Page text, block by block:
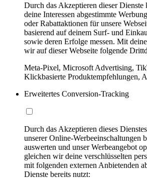
Durch das Akzeptieren dieser
deine Interessen abgestimmte
oder Rabattaktionen für unsere
basierend auf deinem Surf- und
sowie deren Erfolge messen. Mit
wir auf dieser Webseite folgende
Meta-Pixel, Microsoft Advertising,
Klickbasierte Produktempfehlungen,
Erweitertes Conversion-Tracking
Durch das Akzeptieren dieses
unserer Online-Werbeeinschaltungen
auswerten und unser Werbeangebot
gleichen wir deine verschlüsselten
mit folgenden externen Anbietenden
Dienste bereits nutzt: